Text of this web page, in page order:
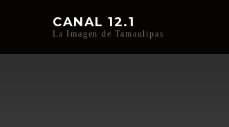
CANAL 12.1
La Imagen de Tamaulipas